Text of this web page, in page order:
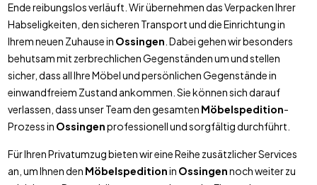
Ende reibungslos verläuft. Wir übernehmen das Verpacken Ihrer
Habseligkeiten, den sicheren Transport und die Einrichtung in
Ihrem neuen Zuhause in Ossingen . Dabei gehen wir besonders
behutsam mit zerbrechlichen Gegenständen um und stellen
sicher, dass all Ihre Möbel und persönlichen Gegenstände in
einwandfreiem Zustand ankommen. Sie können sich darauf
verlassen, dass unser Team den gesamten Möbelspedition-
Prozess in Ossingenprofessionell und sorgfältig durchführt.
Für Ihren Privatumzug bieten wir eine Reihe zusätzlicher Services
an, um Ihnen den Möbelspeditionin Ossingennoch weiter zu